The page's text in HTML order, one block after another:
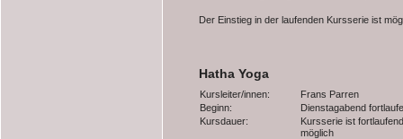
Der Einstieg in der laufenden Kursserie ist
Hatha Yoga
Kursleiter/innen:
Frans Parren
Beginn:
Dienstagabend
Kursdauer:
Kursserie ist
möglich